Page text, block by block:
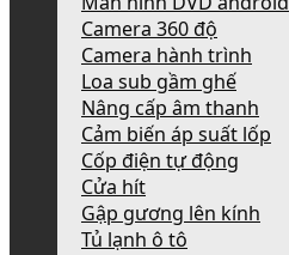
Camera 360 độ
Camera hành trình
Loa sub gầm ghế
Nâng cấp âm thanh
Cảm biến áp suất lốp
Cốp điện tự động
Cửa hít
Gập gương lên kính
Tủ lạnh ô tô